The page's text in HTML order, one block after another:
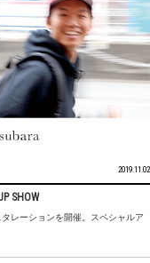
2019.11.02
SHOW
タレーションを開催。スペシャルア